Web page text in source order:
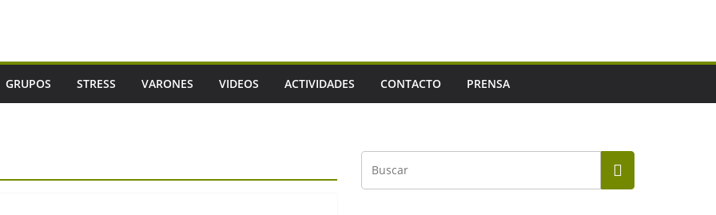
GRUPOS STRESS VARONES VIDEOS ACTIVIDADES CONTACTO PRENSA